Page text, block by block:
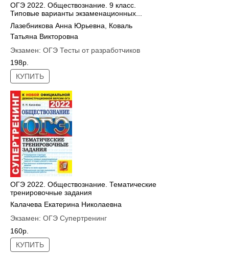
ОГЭ 2022. Обществознание. 9 класс.
Типовые варианты экзаменационных...
Лазебникова Анна Юрьевна
Коваль
Татьяна Викторовна
Экзамен: ОГЭ Тесты от разработчиков
198р.
КУПИТЬ
ОГЭ 2022. Обществознание. Тематические
тренировочные задания
Калачева Екатерина Николаевна
Экзамен: ОГЭ Супертренинг
160р.
КУПИТЬ